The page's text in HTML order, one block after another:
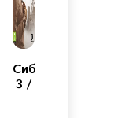
Сибирь
3 /